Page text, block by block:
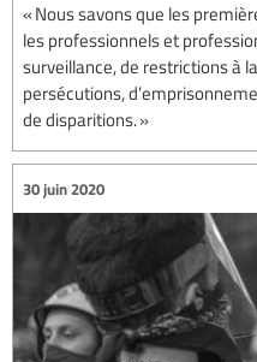
« Nous savons que les
les professionnels et
surveillance, de restrictions à
persécutions,
de disparitions. »
30 juin 2020